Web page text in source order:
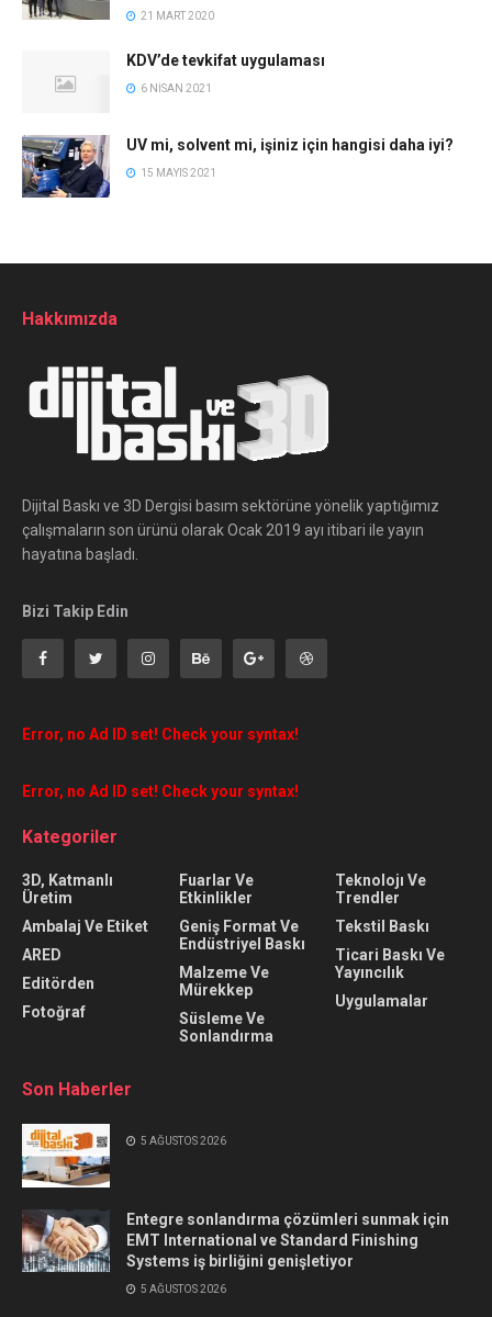
21 MART 2020
KDV’de tevkifat uygulaması
6 NISAN 2021
UV mi, solvent mi, işiniz için hangisi daha iyi?
15 MAYIS 2021
Hakkımızda
Dijital Baskı ve 3D Dergisi basım sektörüne yönelik yaptığımız
çalışmaların son ürünü olarak Ocak 2019 ayı itibari ile yayın
hayatına başladı.
Bizi Takip Edin
Error, no Ad ID set! Check your syntax!
Error, no Ad ID set! Check your syntax!
Kategoriler
3D, Katmanlı
Üretim
Ambalaj Ve Etiket
ARED
Editörden
Fotoğraf
Fuarlar Ve
Etkinlikler
Geniş Format Ve
Endüstriyel Baskı
Malzeme Ve
Mürekkep
Süsleme Ve
Sonlandırma
Teknolojı Ve
Trendler
Tekstil Baskı
Ticari Baskı Ve
Yayıncılık
Uygulamalar
Son Haberler
5 AĞUSTOS 2026
Entegre sonlandırma çözümleri sunmak için
EMT International ve Standard Finishing
Systems iş birliğini genişletiyor
5 AĞUSTOS 2026